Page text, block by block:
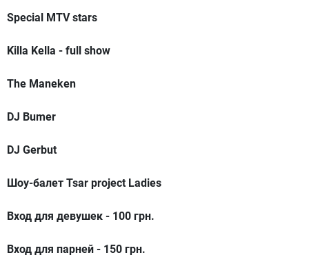
Special MTV stars
Killa Kella - full show
The Maneken
DJ Bumer
DJ Gerbut
Шоу-балет Tsar project Ladies
Вход для девушек - 100 грн.
Вход для парней - 150 грн.